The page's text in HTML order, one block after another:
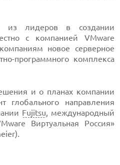
из лидеров в создании
с компанией VMware
новое серверное
программного комплекса
и о планах компании
глобального направления
Fujitsu, международный
Виртуальная Россия»